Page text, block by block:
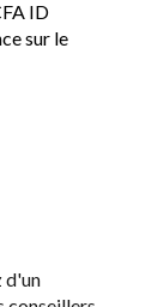
ID
sur le
d'un